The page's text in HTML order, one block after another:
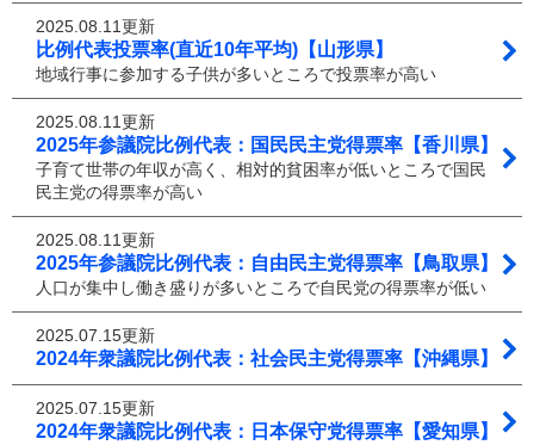
2025.08.11更新
比例代表投票率(直近10年平均)【山形県】
地域行事に参加する子供が多いところで投票率が高い
2025.08.11更新
2025年参議院比例代表：国民民主党得票率【香川県】
子育て世帯の年収が高く、相対的貧困率が低いところで国民
民主党の得票率が高い
2025.08.11更新
2025年参議院比例代表：自由民主党得票率【鳥取県】
人口が集中し働き盛りが多いところで自民党の得票率が低い
2025.07.15更新
2024年衆議院比例代表：社会民主党得票率【沖縄県】
2025.07.15更新
2024年衆議院比例代表：日本保守党得票率【愛知県】